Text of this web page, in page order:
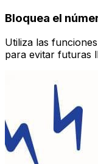
Bloquea el
Utiliza las
para evitar futuras